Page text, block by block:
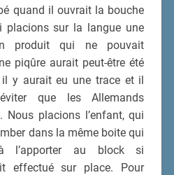
quand il ouvrait la bouche
placions sur la langue une
produit qui ne pouvait
piqûre aurait peut-être été
il y aurait eu une trace et il
que les Allemands
Nous placions l’enfant, qui
dans la même boite qui
l’apporter au block si
effectué sur place. Pour